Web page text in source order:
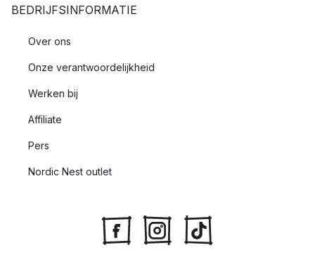
BEDRIJFSINFORMATIE
Over ons
Onze verantwoordelijkheid
Werken bij
Affiliate
Pers
Nordic Nest outlet